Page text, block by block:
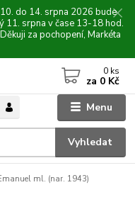
do 14. srpna 2026 bude
11. srpna v čase 13-18 hod.
za pochopení, Markéta
Menu
Vyhledat
0 ks
za 0 Kč
ml. (nar. 1943)